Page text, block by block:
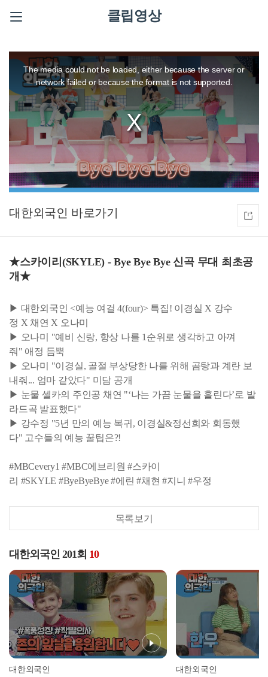
클립영상
is
modal
window.
The media could not be loaded, either because the server or
network failed or because the format is not supported.
대한외국인
★스카이리(SKYLE) - Bye Bye Bye 신곡 무대 최초공
개★
▶ 대한외국인 <예능 여걸 4(four)> 특집! 이경실 X 강수
정 X 채연 X 오나미
▶ 오나미 "예비 신랑, 항상 나를 1순위로 생각하고 아껴
줘" 애정 듬뿍
▶ 오나미 "이경실, 골절 부상당한 나를 위해 곰탕과 계란 보
내줘... 엄마 같았다" 미담 공개
▶ 눈물 셀카의 주인공 채연 "‘나는 가끔 눈물을 흘린다’로 발
라드곡 발표했다"
▶ 강수정 "5년 만의 예능 복귀, 이경실&정선희와 회동했
다" 고수들의 예능 꿀팁은?!
#MBCevery1 #MBC에브리원 #스카이
리 #SKYLE #ByeByeBye #에린 #채현 #지니 #우정
목록보기
대한외국인 201회 10
대한외국인 대한외국인